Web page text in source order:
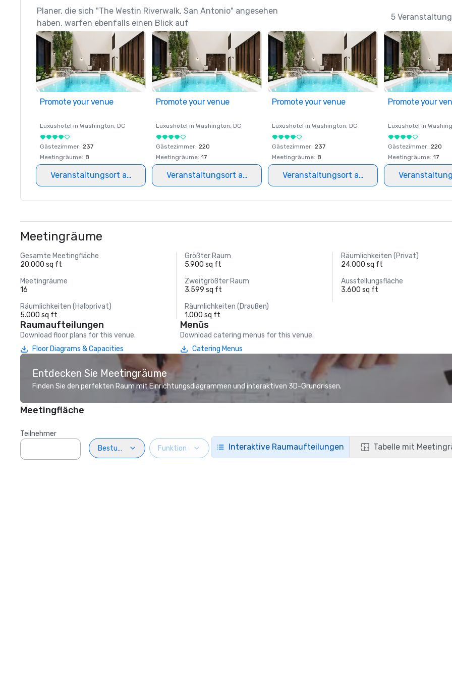
Planer, die sich "The Westin Riverwalk, San Antonio" angesehen
haben, warfen ebenfalls einen Blick auf
5
Promote your venue
Luxushotel in Washington, DC
Gästezimmer: 237
Meetingräume: 8
Veranstaltungsort auswählen
Promote your venue
Luxushotel in Washington, DC
Gästezimmer: 220
Meetingräume: 17
Veranstaltungsort auswählen
Promote your venue
Luxushotel in Washington, DC
Gästezimmer: 237
Meetingräume: 8
Veranstaltungsort auswählen
Promote your
Luxushotel in
Gästezimmer: 220
Meetingräume: 17
Meetingräume
Gesamte Meetingfläche
20.000 sq ft
Größter Raum
5.900 sq ft
Räumlichkeiten (Privat)
24.000 sq ft
Meetingräume
16
Zweitgrößter Raum
3.599 sq ft
Ausstellungsfläche
3.600 sq ft
Räumlichkeiten (Halbprivat)
5.000 sq ft
Räumlichkeiten (Draußen)
1.000 sq ft
Raumaufteilungen
Download floor plans for this venue.
Floor Diagrams & Capacities
Menüs
Download catering menus for this venue.
Catering Menus
Entdecken Sie Meetingräume
Finden Sie den perfekten Raum mit Einrichtungsdiagrammen und interaktiven 3D-Grundrissen.
Meetingfläche
Teilnehmer
Bestuhlung
Funktion Interaktive Raumaufteilungen Tabelle mit